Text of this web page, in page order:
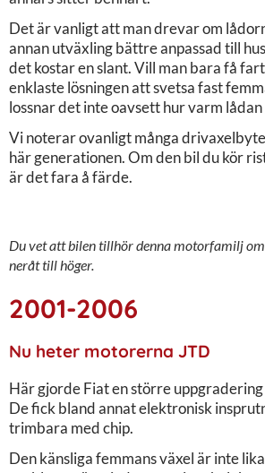
Det är vanligt att man drevar om
annan utväxling bättre anpassad till
det kostar en slant. Vill man bara få
enklaste lösningen att svetsa fast
lossnar det inte oavsett hur varm lådan
Vi noterar ovanligt många
här generationen. Om den bil du kör
är det fara å färde.
Du vet att bilen tillhör denna motorfamilj
neråt till höger.
2001-2006
Nu heter motorerna JTD
Här gjorde Fiat en större
De fick bland annat elektronisk
trimbara med chip.
Den känsliga femmans växel är inte